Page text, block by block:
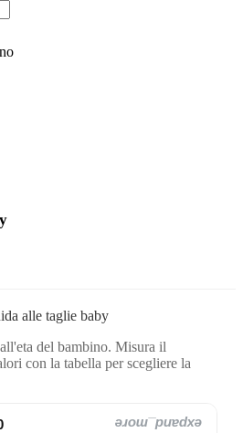
del bambino. Misura il
con la tabella per scegliere la
expand_more